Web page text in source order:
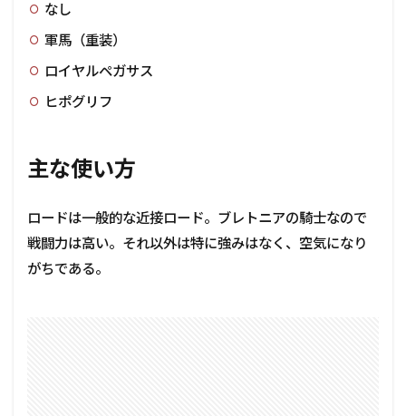
なし
軍馬（重装）
ロイヤルペガサス
ヒポグリフ
主な使い方
ロードは一般的な近接ロード。ブレトニアの騎士なので
戦闘力は高い。それ以外は特に強みはなく、空気になり
がちである。